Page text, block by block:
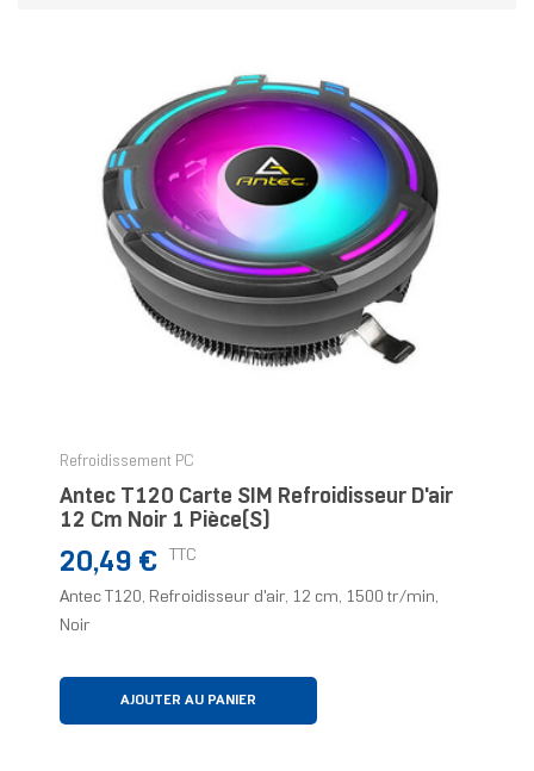
Refroidissement PC
Antec T120 Carte SIM Refroidisseur D'air
12 Cm Noir 1 Pièce(s)
Prix
20,49 € TTC
Antec T120, Refroidisseur d'air, 12 cm, 1500 tr/min,
Noir
AJOUTER AU PANIER